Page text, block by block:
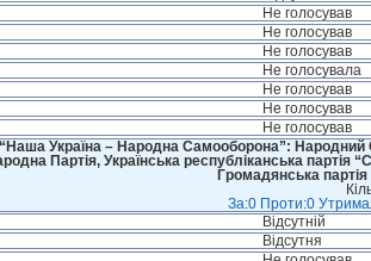
Не голосував
Не голосував
Не голосував
Не голосувала
Не голосував
Не голосував
Не голосував
Україна – Народна Самооборона”: Народний
Партія, Українська республіканська
Громадянська
За:0 Проти:0
Відсутній
Відсутня